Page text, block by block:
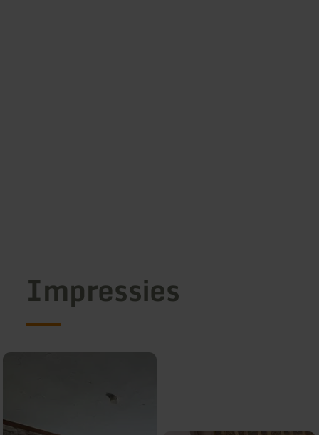
Impressies